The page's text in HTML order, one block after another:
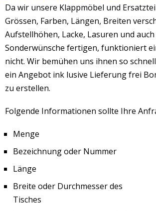
Da wir unsere Klappmöbel und
Grössen, Farben, Längen, Breiten
Aufstellhöhen, Lacke, Lasuren und auch
Sonderwünsche fertigen, funktioniert
nicht. Wir bemühen uns ihnen so
ein Angebot ink lusive Lieferung frei
zu erstellen.
Folgende Informationen sollte Ihre
Menge
Bezeichnung oder Nummer
Länge
Breite oder Durchmesser des
Tisches